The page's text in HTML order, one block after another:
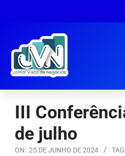
III
de julho
ON: 25 DE JUNHO DE 2024